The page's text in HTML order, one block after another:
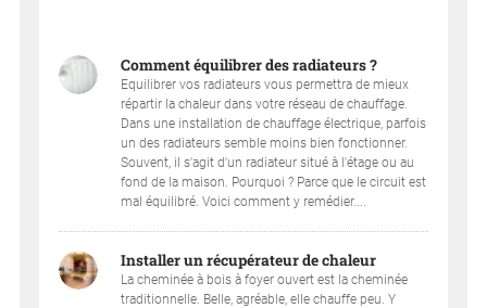
Comment équilibrer des radiateurs ?
Equilibrer vos radiateurs vous permettra de mieux
répartir la chaleur dans votre réseau de chauffage.
Dans une installation de chauffage électrique, parfois
un des radiateurs semble moins bien fonctionner.
Souvent, il s'agit d'un radiateur situé à l'étage ou au
fond de la maison. Pourquoi ? Parce que le circuit est
mal équilibré. Voici comment y remédier....
Installer un récupérateur de chaleur
La cheminée à bois à foyer ouvert est la cheminée
traditionnelle. Belle, agréable, elle chauffe peu. Y